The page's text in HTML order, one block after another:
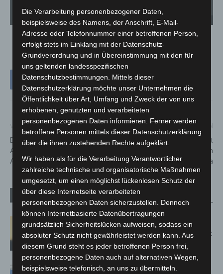
Der Radweg am Silbersee - Richtung Bothfeld wird saniert. © Carl-Marcus Müller
Vorheriger Artikel
Bad Nenndorf: Tödlicher
Auffahrunfall auf der
Autobahn
Landesregierung unterstützt
Tierheime in Zeiten von
Corona
Verwandte Artikel Mehr vom Autor
Hannover: Erste Tigermücken-
Population in Niedersachsen entdeckt
Mann läuft mit Hockeyschläger über
Die Verarbeitung personenbezogener Daten,
beispielsweise des Namens, der Anschrift, E-Mail-
Adresse oder Telefonnummer einer betroffenen Person,
erfolgt stets im Einklang mit der Datenschutz-
Grundverordnung und in Übereinstimmung mit den für
uns geltenden landesspezifischen
Datenschutzbestimmungen. Mittels dieser
Datenschutzerklärung möchte unser Unternehmen die
Öffentlichkeit über Art, Umfang und Zweck der von uns
erhobenen, genutzten und verarbeiteten
personenbezogenen Daten informieren. Ferner werden
betroffene Personen mittels dieser Datenschutzerklärung
über die ihnen zustehenden Rechte aufgeklärt.
Wir haben als für die Verarbeitung Verantwortlicher
zahlreiche technische und organisatorische Maßnahmen
umgesetzt, um einen möglichst lückenlosen Schutz der
über diese Internetseite verarbeiteten
personenbezogenen Daten sicherzustellen. Dennoch
können Internetbasierte Datenübertragungen
grundsätzlich Sicherheitslücken aufweisen, sodass ein
absoluter Schutz nicht gewährleistet werden kann. Aus
diesem Grund steht es jeder betroffenen Person frei,
personenbezogene Daten auch auf alternativen Wegen,
beispielsweise telefonisch, an uns zu übermitteln.